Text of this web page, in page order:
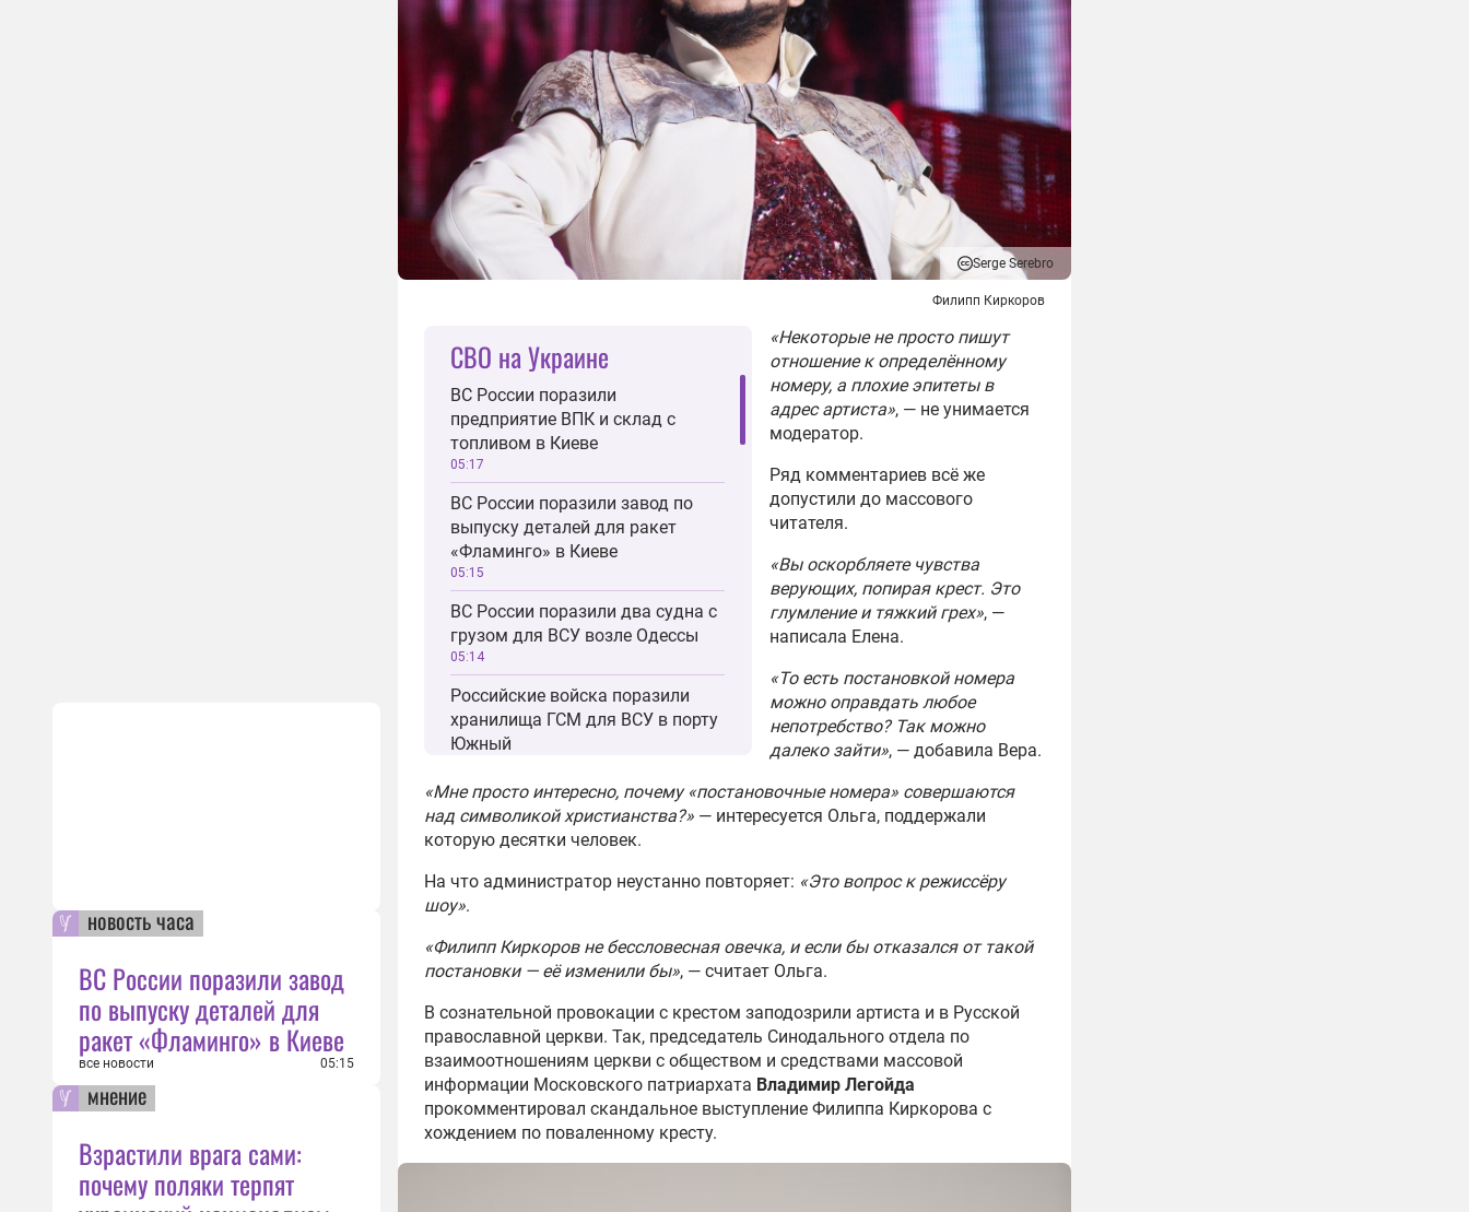
новость часа
ВС России поразили завод
по выпуску деталей для
ракет «Фламинго» в Киеве
все новости 05:15
мнение
Взрастили врага сами:
почему поляки терпят
Serge Serebro
Филипп Киркоров
СВО на Украине
ВС России поразили
предприятие ВПК и склад с
топливом в Киеве
05:17
ВС России поразили завод по
выпуску деталей для ракет
«Фламинго» в Киеве
05:15
ВС России поразили два судна с
грузом для ВСУ возле Одессы
05:14
Российские войска поразили
хранилища ГСМ для ВСУ в порту
Южный
Перехватчик «Лис» сбил
ударный дрон Anubis ВСУ
немецкого производства
ВСУ понесли значительные
потери в боях за освобожденное
ВС РФ село Анискино
10:56
ВС РФ поразили три судна с
грузом для ВСУ возле Одессы и
в порту Черноморск
10:43
Огонь в тылу: ВС России
«Некоторые не просто пишут
отношение к определённому
номеру, а плохие эпитеты в
адрес артиста», — не унимается
модератор.
Ряд комментариев всё же
допустили до массового
читателя.
«Вы оскорбляете чувства
верующих, попирая крест. Это
глумление и тяжкий грех», —
написала Елена.
«То есть постановкой номера
можно оправдать любое
непотребство? Так можно
далеко зайти», — добавила Вера.
«Мне просто интересно, почему «постановочные номера» совершаются
над символикой христианства?» — интересуется Ольга, поддержали
которую десятки человек.
На что администратор неустанно повторяет: «Это вопрос к режиссёру
шоу».
«Филипп Киркоров не бессловесная овечка, и если бы отказался от такой
постановки — её изменили бы», — считает Ольга.
В сознательной провокации с крестом заподозрили артиста и в Русской
православной церкви. Так, председатель Синодального отдела по
взаимоотношениям церкви с обществом и средствами массовой
информации Московского патриархата Владимир Легойда
прокомментировал скандальное выступление Филиппа Киркорова с
хождением по поваленному кресту.